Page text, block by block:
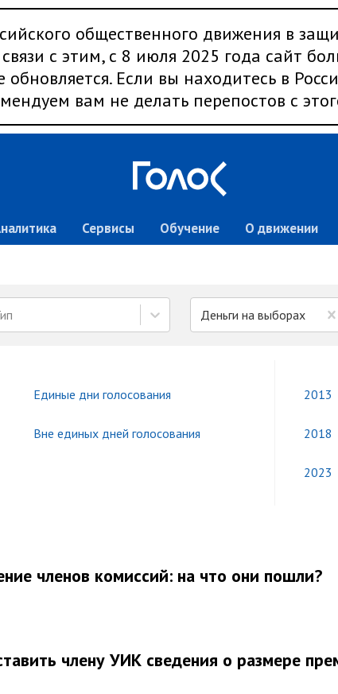
общественного движения в
с этим, с 8 июля 2025 года сайт
Если вы находитесь в
вам не делать перепостов с
Сервисы Обучение О движении
Деньги на выборах
Единые дни голосования
Вне единых дней голосования
2013
2018
2023
членов комиссий: на что они пошли?
члену УИК сведения о размере